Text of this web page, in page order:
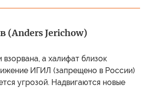
(Anders Jerichow)
а халифат близок
ИГИЛ (запрещено в России)
угрозой. Надвигаются новые